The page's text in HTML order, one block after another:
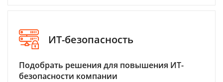
ИТ-безопасность
Подобрать решения для повышения ИТ-
безопасности компании